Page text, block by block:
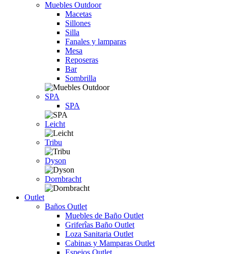
Muebles Outdoor
Macetas
Sillones
Silla
Fanales y lamparas
Mesa
Reposeras
Bar
Sombrilla
SPA
SPA
Leicht
Tribu
Dyson
Dornbracht
Outlet
Baños Outlet
Muebles de Baño Outlet
Griferîas Baño Outlet
Loza Sanitaria Outlet
Cabinas y Mamparas Outlet
Espejos Outlet